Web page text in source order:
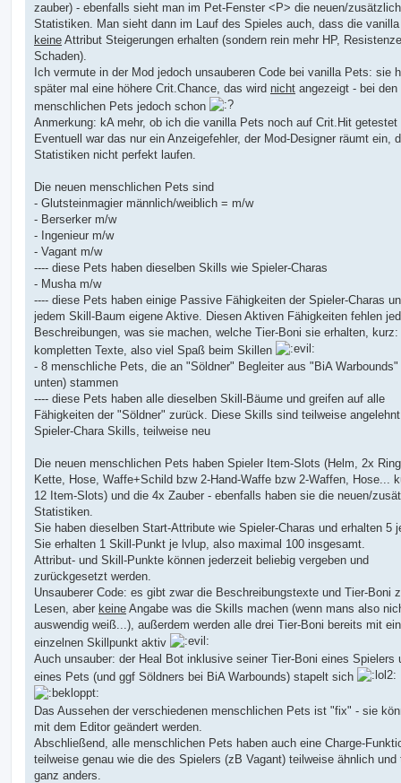
zauber) - ebenfalls sieht man im Pet-Fenster <P> die neuen/
Statistiken. Man sieht dann im Lauf des Spieles auch, dass die
keine Attribut Steigerungen erhalten (sondern rein mehr HP,
Schaden).
Ich vermute in der Mod jedoch unsauberen Code bei vanilla Pets: sie
später mal eine höhere Crit.Chance, das wird nicht angezeigt - bei den
menschlichen Pets jedoch schon
Anmerkung: kA mehr, ob ich die vanilla Pets noch auf Crit.Hit getestet
Eventuell war das nur ein Anzeigefehler, der Mod-Designer räumt ein,
Statistiken nicht perfekt laufen.
Die neuen menschlichen Pets sind
- Glutsteinmagier männlich/weiblich = m/w
- Berserker m/w
- Ingenieur m/w
- Vagant m/w
---- diese Pets haben dieselben Skills wie Spieler-Charas
- Musha m/w
---- diese Pets haben einige Passive Fähigkeiten der Spieler-Charas
jedem Skill-Baum eigene Aktive. Diesen Aktiven Fähigkeiten fehlen
Beschreibungen, was sie machen, welche Tier-Boni sie erhalten, kurz:
kompletten Texte, also viel Spaß beim Skillen
- 8 menschliche Pets, die an "Söldner" Begleiter aus "BiA Warbounds"
unten) stammen
---- diese Pets haben alle dieselben Skill-Bäume und greifen auf alle
Fähigkeiten der "Söldner" zurück. Diese Skills sind teilweise
Spieler-Chara Skills, teilweise neu
Die neuen menschlichen Pets haben Spieler Item-Slots (Helm, 2x
Kette, Hose, Waffe+Schild bzw 2-Hand-Waffe bzw 2-Waffen, Hose...
12 Item-Slots) und die 4x Zauber - ebenfalls haben sie die neuen/
Statistiken.
Sie haben dieselben Start-Attribute wie Spieler-Charas und erhalten 5
Sie erhalten 1 Skill-Punkt je lvlup, also maximal 100 insgesamt.
Attribut- und Skill-Punkte können jederzeit beliebig vergeben und
zurückgesetzt werden.
Unsauberer Code: es gibt zwar die Beschreibungstexte und Tier-Boni
Lesen, aber keine Angabe was die Skills machen (wenn mans also
auswendig weiß...), außerdem werden alle drei Tier-Boni bereits mit
einzelnen Skillpunkt aktiv
Auch unsauber: der Heal Bot inklusive seiner Tier-Boni eines Spielers
eines Pets (und ggf Söldners bei BiA Warbounds) stapelt sich
Das Aussehen der verschiedenen menschlichen Pets ist "fix" - sie
mit dem Editor geändert werden.
Abschließend, alle menschlichen Pets haben auch eine Charge-
teilweise genau wie die des Spielers (zB Vagant) teilweise ähnlich und
ganz anders.